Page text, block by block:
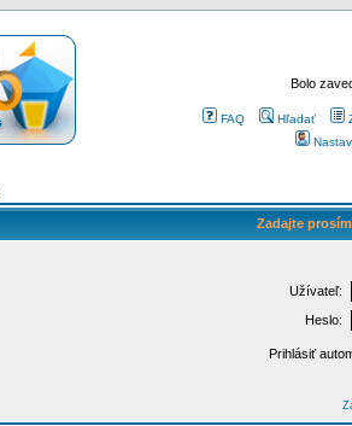
Bolo
FAQ Hľadať
Zadajte
Užívateľ:
Heslo:
Prihlásiť